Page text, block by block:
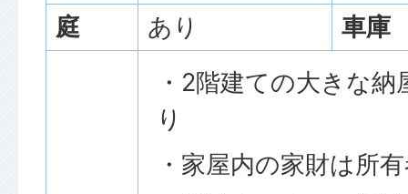
庭
あり 車庫
・2階建ての大きな
り
・家屋内の家財は所